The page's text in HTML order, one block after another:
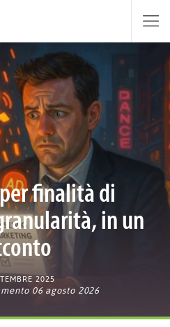
finalità di
in un
2025
06 agosto 2026